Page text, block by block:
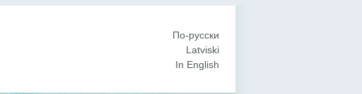
По-русски
Latviski
In English